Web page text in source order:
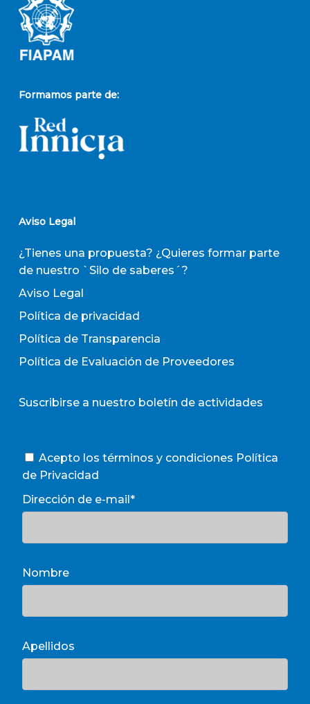
Formamos parte de:
Aviso Legal
¿Tienes una propuesta? ¿Quieres formar parte
de nuestro `Silo de saberes´?
Aviso Legal
Política de privacidad
Política de Transparencia
Política de Evaluación de Proveedores
Suscribirse a nuestro boletín de actividades
Acepto los términos y condiciones Política
de Privacidad
Dirección de e-mail*
Nombre
Apellidos